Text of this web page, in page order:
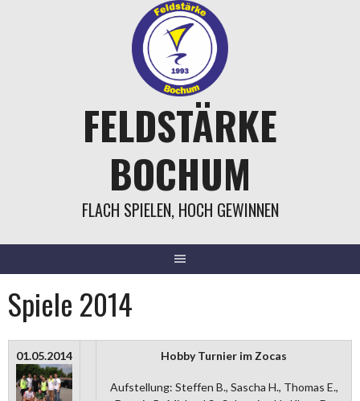
FELDSTÄRKE
BOCHUM
FLACH SPIELEN, HOCH GEWINNEN
Spiele 2014
01.05.2014 Hobby Turnier im Zocas
Aufstellung: Steffen B., Sascha H., Thomas E.,